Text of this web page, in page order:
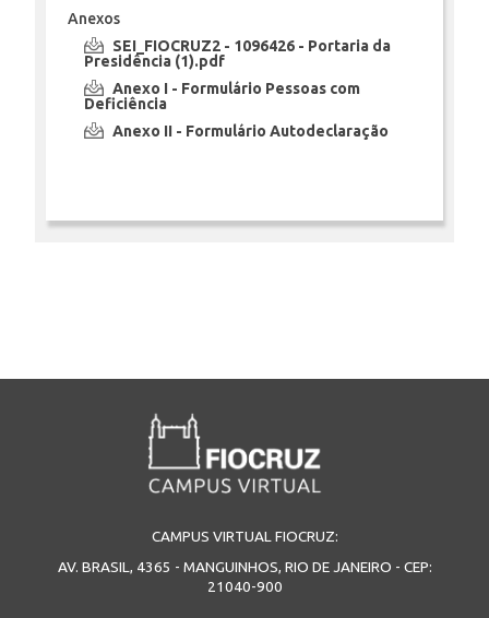
ALUNOS
DOCENTES
Anexos
SEI_FIOCRUZ2 - 1096426 - Portaria da
Presidência (1).pdf
Anexo I - Formulário Pessoas com
Deficiência
Anexo II - Formulário Autodeclaração
CAMPUS VIRTUAL FIOCRUZ:
AV. BRASIL, 4365 - MANGUINHOS, RIO DE JANEIRO - CEP:
21040-900